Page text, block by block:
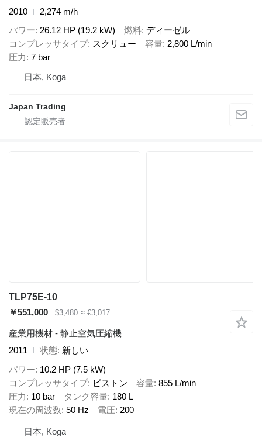
2010
2,274 m/h
パワー 26.12 HP (19.2 kW) 燃料 ディーゼル
コンプレッサタイプ スクリュー 容量 2,800 L/min
圧力 7 bar
日本, Koga
Japan Trading
TLP75E-10
￥551,000
$3,480 ≈ €3,017
産業用機材 - 静止空気圧縮機
2011
状態 新しい
パワー 10.2 HP (7.5 kW)
コンプレッサタイプ ピストン 容量 855 L/min
圧力
10 bar タンク容量 180 L
現在の周波数 50 Hz 電圧 200
日本, Koga